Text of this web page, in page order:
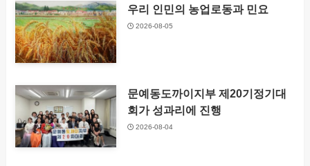
우리 인민의 농업로동과 민요
2026-08-05
문예동도까이지부 제20기정기대
회가 성과리에 진행
2026-08-04